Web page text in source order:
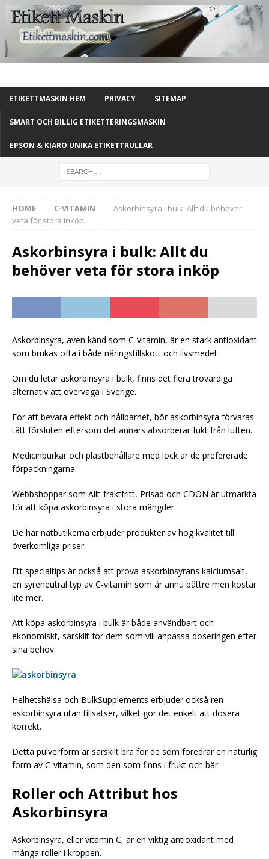
ETIKETTMASKIN HEM PRIVACY SITEMAP
SMART OCH BILLIG ETIKETTERINGSMASKIN
EPSON & KIARO UNIKA ETIKETTRULLAR
HOME C-VITAMIN
Askorbinsyra i bulk: Allt du behöver
veta för stora inköp
Askorbinsyra i bulk: Allt du
behöver veta för stora inköp
Askorbinsyra, även känd som C-vitamin, är en stark antioxidant
som brukas ofta i både näringstillskott och livsmedel.
Om du letar askorbinsyra i bulk, finns det flera trovärdiga
alternativ att överväga i Sverige.
För att bevara effekt och hållbarhet, bör askorbinsyra förvaras
tätt försluten eftersom det annars absorberar fukt från luften.
Medicinburkar och plastbehållare med lock är de prefererade
förpackningarna.
Webbshoppar som Allt-fraktfritt, Prisad och CDON är utmärkta
för att köpa askorbinsyra i stora mängder.
De här nätbutikerna erbjuder produkter av hög kvalitet till
överkomliga priser.
Ett specialtips är också att prova askorbinsyrans kalciumsalt,
en syreneutral typ av C-vitamin som är ännu bättre men kostar
lite mer.
Att köpa askorbinsyra i bulk är både användbart och
ekonomiskt, särskilt för dem som vill anpassa doseringen efter
sina behov.
Helhetshälsa och BulkSupplements erbjuder också ren
askorbinsyra utan tillsatser, vilket gör det enkelt att dosera
korrekt.
Detta pulverform är särskilt bra för de som föredrar en naturlig
form av C-vitamin, som den som finns i frukt och bär.
Roller och Attribut hos
Askorbinsyra
Askorbinsyra, eller vitamin C, är en viktig antioxidant med
många roller i kroppen.